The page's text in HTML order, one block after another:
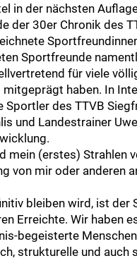
in der nächsten
der 30er Chronik des
Sportfreunde
für viele
haben. In
Sportler des TTVB
und Landestrainer
mein (erstes) Strahlen
von mir oder anderen
bleiben wird, ist der
Erreichte. Wir haben
begeisterte
strukturelle und auch